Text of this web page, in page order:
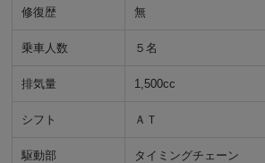
修復歴 無
乗車人数 ５名
排気量 1,500cc
シフト ＡＴ
駆動部 タイミングチェーン